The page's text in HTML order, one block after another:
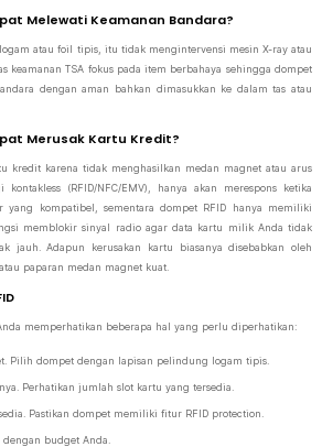
Melewati Keamanan Bandara?
atau foil tipis, itu tidak mengintervensi mesin X-ray atau
keamanan TSA fokus pada item berbahaya sehingga dompet
dengan aman bahkan dimasukkan ke dalam tas atau
Merusak Kartu Kredit?
kredit karena tidak menghasilkan medan magnet atau arus
(RFID/NFC/EMV), hanya akan merespons ketika
yang kompatibel, sementara dompet RFID hanya memiliki
memblokir sinyal radio agar data kartu milik Anda tidak
jauh. Adapun kerusakan kartu biasanya disebabkan oleh
paparan medan magnet kuat.
memperhatikan beberapa hal yang perlu diperhatikan:
Pilih dompet dengan lapisan pelindung logam tipis.
Perhatikan jumlah slot kartu yang tersedia.
Pastikan dompet memiliki fitur RFID protection.
budget Anda.